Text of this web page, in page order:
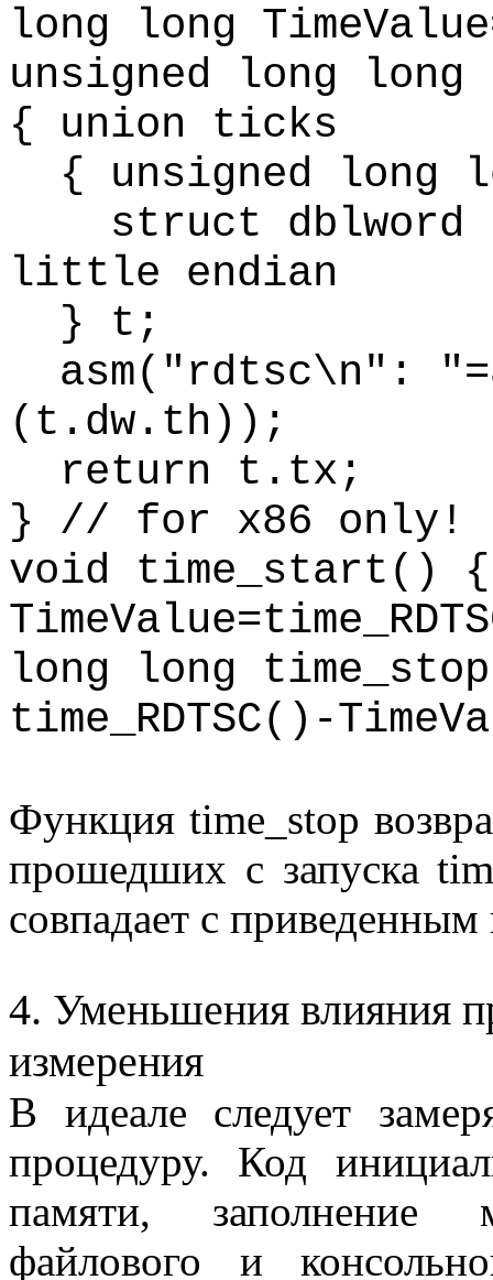
long long TimeValue
unsigned long
long
{ union ticks
{ unsigned long
struct
dblword
little endian
} t;
asm(" rdtsc\n":
( t.dw.th ));
return t.tx;
} // for x86 only!
void time_start () {
TimeValue=
long
long time_stop
time_RDTSC()-
Функция time_stop
прошедших с запуска
совпадает с
4. Уменьшения влияния
измерения
В идеале следует
процедуру. Код
памяти, заполнение
файлового и